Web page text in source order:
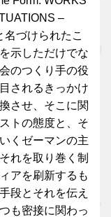
–
名づけられたこ
示しただけでな
のつくり手の役
されるきっかけ
させ、そこに関
トの態度と、そ
くゼーマンの主
れを取り巻く制
アを刷新するも
段とそれを伝え
も密接に関わっ